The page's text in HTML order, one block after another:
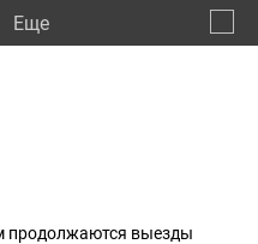
Eще
продолжаются выезды